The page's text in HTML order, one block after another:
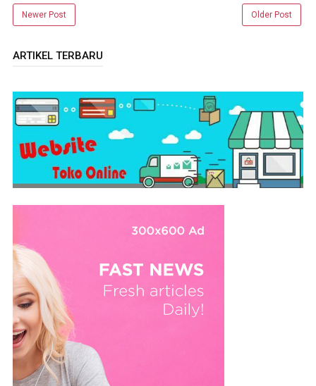
Newer Post Older Post
ARTIKEL TERBARU